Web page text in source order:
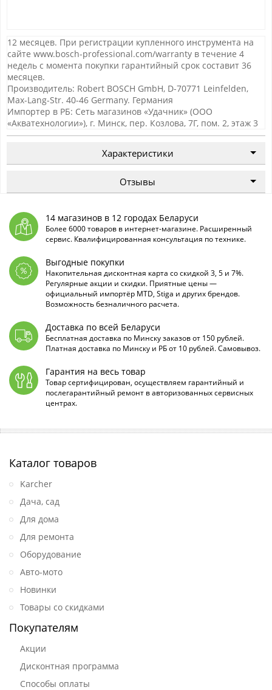
12 месяцев. При регистрации купленного инструмента на
сайте www.bosch-professional.com/warranty в течение 4
недель с момента покупки гарантийный срок составит 36
месяцев.
Производитель: Robert BOSCH GmbH, D-70771 Leinfelden,
Max-Lang-Str. 40-46 Germany. Германия
Импортер в РБ: Сеть магазинов «Удачник» (ООО
«Акватехнологии»), г. Минск, пер. Козлова, 7Г, пом. 2, этаж 3
Характеристики
Отзывы
14 магазинов в 12 городах Беларуси
Более 6000 товаров в интернет-магазине. Расширенный
сервис. Квалифицированная консультация по технике.
Выгодные покупки
Накопительная дисконтная карта со скидкой 3, 5 и 7%.
Регулярные акции и скидки. Приятные цены —
официальный импортёр MTD, Stiga и других брендов.
Возможность безналичного расчета.
Доставка по всей Беларуси
Бесплатная доставка по Минску заказов от 150 рублей.
Платная доставка по Минску и РБ от 10 рублей. Самовывоз.
Гарантия на весь товар
Товар сертифицирован, осуществляем гарантийный и
послегарантийный ремонт в авторизованных сервисных
центрах.
Каталог товаров
Karcher
Дача, сад
Для дома
Для ремонта
Оборудование
Авто-мото
Новинки
Товары со скидками
Покупателям
Акции
Дисконтная программа
Способы оплаты